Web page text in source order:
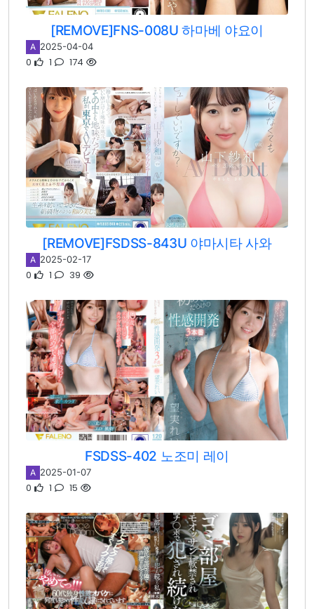
[REMOVE]FNS-008U 하마베 야요이
A 2025-04-04
0 1 174
[REMOVE]FSDSS-843U 야마시타 사와
A 2025-02-17
0 1 39
FSDSS-402 노조미 레이
A 2025-01-07
0 1 15